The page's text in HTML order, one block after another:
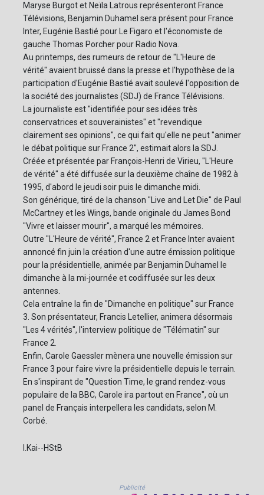
Maryse Burgot et Neïla Latrous représenteront France
Télévisions, Benjamin Duhamel sera présent pour France
Inter, Eugénie Bastié pour Le Figaro et l'économiste de
gauche Thomas Porcher pour Radio Nova.
Au printemps, des rumeurs de retour de "L'Heure de
vérité" avaient bruissé dans la presse et l'hypothèse de la
participation d'Eugénie Bastié avait soulevé l'opposition de
la société des journalistes (SDJ) de France Télévisions.
La journaliste est "identifiée pour ses idées très
conservatrices et souverainistes" et "revendique
clairement ses opinions", ce qui fait qu'elle ne peut "animer
le débat politique sur France 2", estimait alors la SDJ.
Créée et présentée par François-Henri de Virieu, "L'Heure
de vérité" a été diffusée sur la deuxième chaîne de 1982 à
1995, d'abord le jeudi soir puis le dimanche midi.
Son générique, tiré de la chanson "Live and Let Die" de Paul
McCartney et les Wings, bande originale du James Bond
"Vivre et laisser mourir", a marqué les mémoires.
Outre "L'Heure de vérité", France 2 et France Inter avaient
annoncé fin juin la création d'une autre émission politique
pour la présidentielle, animée par Benjamin Duhamel le
dimanche à la mi-journée et codiffusée sur les deux
antennes.
Cela entraîne la fin de "Dimanche en politique" sur France
3. Son présentateur, Francis Letellier, animera désormais
"Les 4 vérités", l'interview politique de "Télématin" sur
France 2.
Enfin, Carole Gaessler mènera une nouvelle émission sur
France 3 pour faire vivre la présidentielle depuis le terrain.
En s'inspirant de "Question Time, le grand rendez-vous
populaire de la BBC, Carole ira partout en France", où un
panel de Français interpellera les candidats, selon M.
Corbé.
I.Kai--HStB
Publicité